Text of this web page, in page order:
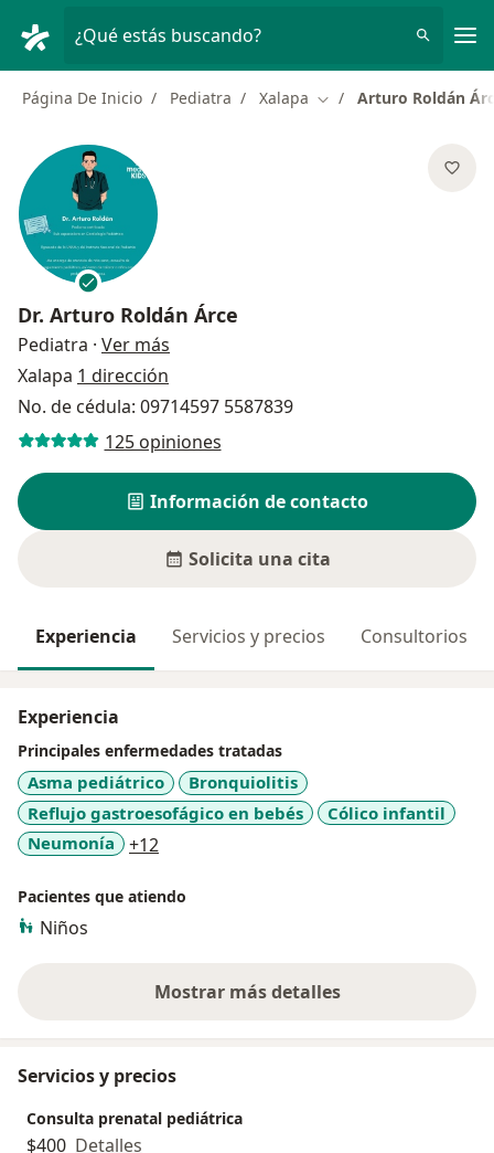
¿Qué estás buscando?
Página De Inicio Pediatra Xalapa Cambiar de ciudad
Arturo Roldán
Dr. Arturo Roldán Árce
Pediatra · Ver más
Xalapa 1 dirección
No. de cédula: 09714597 5587839
125 opiniones
Información de contacto
Solicita una cita
Experiencia Servicios y precios Consultorios
Experiencia
Principales enfermedades tratadas
Asma pediátrico
Bronquiolitis
Reflujo gastroesofágico en bebés
Cólico infantil
Neumonía
+12
Pacientes que atiendo
Niños
Mostrar más detalles
sobre la experiencia
Servicios y precios
Consulta prenatal pediátrica
$400 Detalles